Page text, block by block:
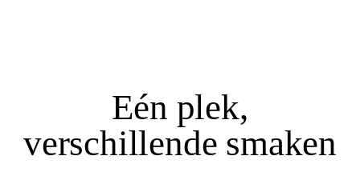
Eén plek,
verschillende smaken